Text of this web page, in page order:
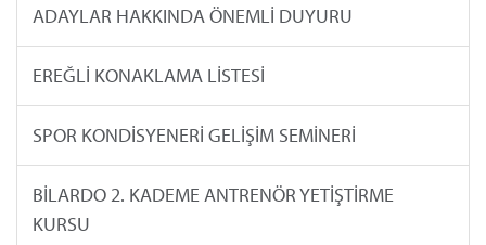
ADAYLAR HAKKINDA ÖNEMLİ DUYURU
EREĞLİ KONAKLAMA LİSTESİ
SPOR KONDİSYENERİ GELİŞİM SEMİNERİ
BİLARDO 2. KADEME ANTRENÖR YETİŞTİRME
KURSU